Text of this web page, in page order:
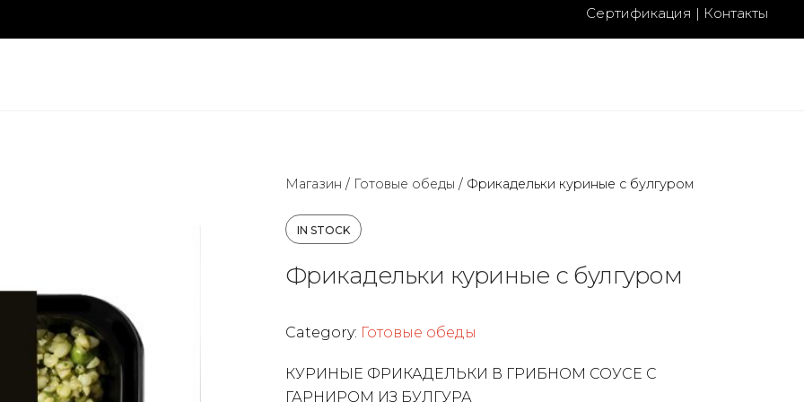
Сертификация | Контакты
Магазин / Готовые обеды / Фрикадельки куриные с булгуром
IN STOCK
Фрикадельки куриные с булгуром
Category: Готовые обеды
КУРИНЫЕ ФРИКАДЕЛЬКИ В ГРИБНОМ СОУСЕ С
ГАРНИРОМ ИЗ БУЛГУРА